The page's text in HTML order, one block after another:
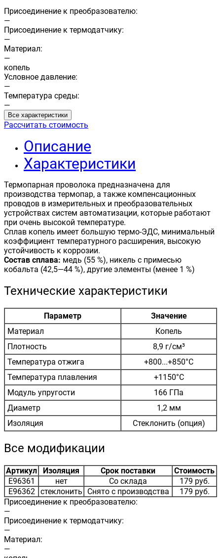
Присоединение к преобразователю:
—
Присоединение к термодатчику:
—
Материал:
—
копель
Условное давление:
—
Температура среды:
—
Все характеристики
Рассчитать стоимость
Описание
Характеристики
Термопарная проволока предназначена для
производства термопар, а также компенсационных
проводов в измерительных и преобразовательных
устройствах систем автоматизации, которые работают
при очень высокой температуре.
Сплав копель имеет большую термо-ЭДС, минимальный
коэффициент температурного расширения, высокую
устойчивость к коррозии.
Состав сплава: медь (55 %), никель с примесью
кобальта (42,5—44 %), другие элементы (менее 1 %)
Технические характеристики
Параметр
Значение
Материал
Копель
Плотность
8,9 г/см³
Температура отжига
+800...+850°C
Температура плавления
+1150°C
Модуль упругости
166 ГПа
Диаметр
1,2 мм
Изоляция
Стеклонить (опция)
Все модификации
Артикул Изоляция Срок поставки
Стоимость
E96361
нет Со склада
179 руб.
E96362
стеклонить Снято с производства
179 руб.
Присоединение к преобразователю:
—
Присоединение к термодатчику:
—
Материал:
—